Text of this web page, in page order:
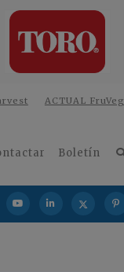
ACTUAL FruVeg
Boletín